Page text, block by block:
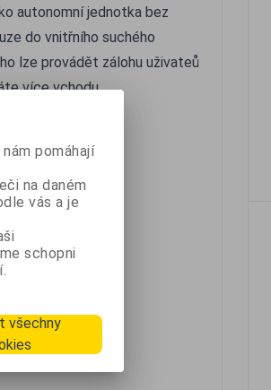
autonomní jednotka bez
do vnitřního suchého
lze provádět zálohu uživateů
více vchodu.
pomáhají
na daném
vás a je
schopni
všechny